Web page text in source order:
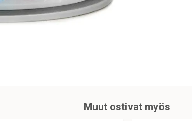
Muut ostivat myös